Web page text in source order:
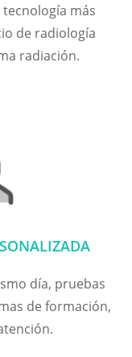
más
de radiología
radiación.
día, pruebas
de formación,